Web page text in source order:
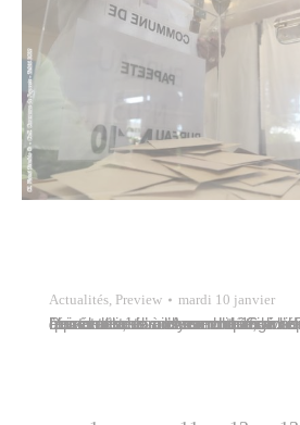
Actualités, Preview mardi 10 janvier
Les électeurs sont convoqués à l’élection des représentants à l’Assemblée de la Polynésie française qui se déroulera dimanche 16 avril puis, dans l’éventualité d’un second tour, dimanche 30 avril 2023. Pour voter, un citoyen doit être inscrit sur la liste électorale de sa commune. Si vous êtes un nouvel arrivant ou si vous avez changé…